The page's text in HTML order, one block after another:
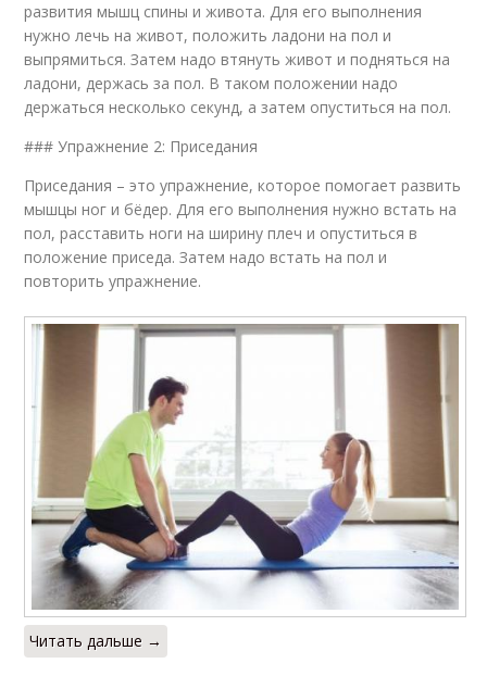
развития мышц спины и живота. Для его выполнения
нужно лечь на живот, положить ладони на пол и
выпрямиться. Затем надо втянуть живот и подняться на
ладони, держась за пол. В таком положении надо
держаться несколько секунд, а затем опуститься на пол.
### Упражнение 2: Приседания
Приседания – это упражнение, которое помогает развить
мышцы ног и бёдер. Для его выполнения нужно встать на
пол, расставить ноги на ширину плеч и опуститься в
положение приседа. Затем надо встать на пол и
повторить упражнение.
Читать дальше →